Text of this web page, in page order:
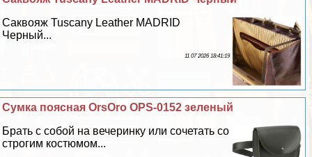
Саквояж Tuscany Leather MADRID
Черный...
11 07 2026 18:41:19
Сумка поясная OrsOro OPS-0152 зеленый
Брать с собой на вечеринку или сочетать со
строгим костюмом...